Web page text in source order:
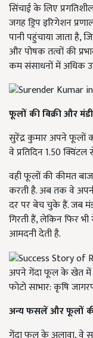
सिंचाई के लिए
जगह ड्रिप इरिगेशन
पानी पहुंचाया जाता
और पोषक तत्वों की
कम संसाधनों में अधिक
फूलों की बिक्री और
सुरेंद्र कुमार अपने फूलों
वे प्रतिदिन 1.50
वही फूलों की कीमत
करती है. अब तक वे
दर पर बेच चुके हैं. जब
गिरती हैं, लेकिन फिर
आमदनी देती है.
अपने गेंदा फूल के खेत में
फोटो साभार: कृषि
अन्य फसलें और फूलों